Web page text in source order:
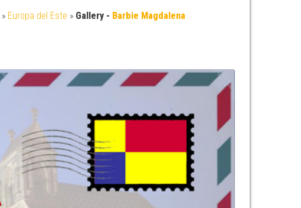
» Europa del Este » Gallery - Barbie Magdalena